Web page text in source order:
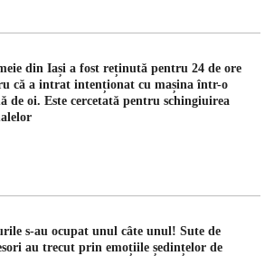
din Iași a fost reținută pentru 24 de ore
că a intrat intenționat cu mașina într-o
de oi. Este cercetată pentru schingiuirea
s-au ocupat unul câte unul! Sute de
au trecut prin emoțiile ședințelor de